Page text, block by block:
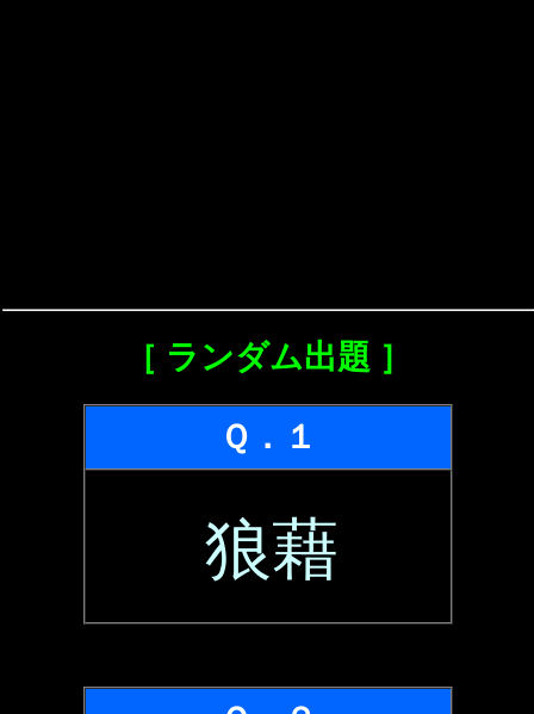
［ ランダム出題 ］
Ｑ．１
狼藉